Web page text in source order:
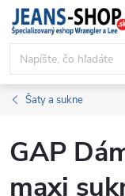
Prejsť
obsah
Šaty a sukne
GAP
maxi